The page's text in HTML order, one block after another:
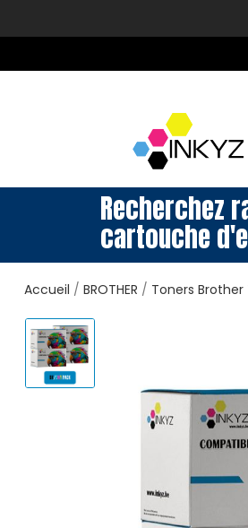
Recherchez
cartouche
Accueil BROTHER Toners Brother